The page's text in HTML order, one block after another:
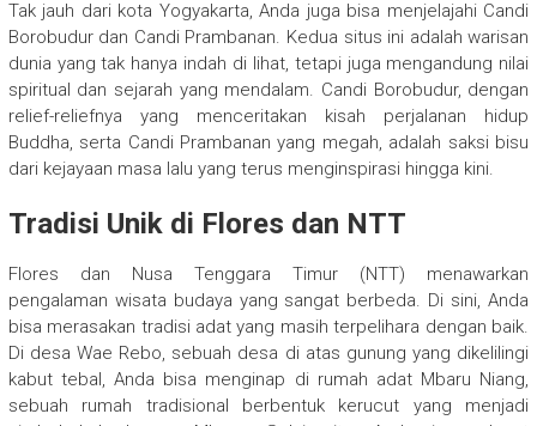
Tak jauh dari kota Yogyakarta, Anda juga bisa menjelajahi Candi
Borobudur dan Candi Prambanan. Kedua situs ini adalah warisan
dunia yang tak hanya indah di lihat, tetapi juga mengandung nilai
spiritual dan sejarah yang mendalam. Candi Borobudur, dengan
relief-reliefnya yang menceritakan kisah perjalanan hidup
Buddha, serta Candi Prambanan yang megah, adalah saksi bisu
dari kejayaan masa lalu yang terus menginspirasi hingga kini.
Tradisi Unik di Flores dan NTT
Flores dan Nusa Tenggara Timur (NTT) menawarkan
pengalaman wisata budaya yang sangat berbeda. Di sini, Anda
bisa merasakan tradisi adat yang masih terpelihara dengan baik.
Di desa Wae Rebo, sebuah desa di atas gunung yang dikelilingi
kabut tebal, Anda bisa menginap di rumah adat Mbaru Niang,
sebuah rumah tradisional berbentuk kerucut yang menjadi